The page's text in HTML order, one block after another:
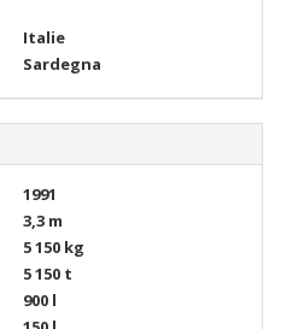
Italie
Sardegna
1991
3,3 m
5 150 kg
5 150 t
900 l